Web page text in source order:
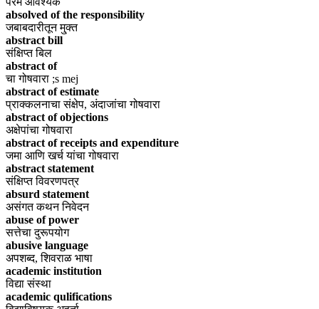
absolved of the responsibility
जबाबदारीतून मु्क्त
abstract bill
संक्षिप्त बिल
abstract of
चा गोषवारा ;s mej
abstract of estimate
प्राक्कलनाचा संक्षेप, अंदाजांचा गोषवारा
abstract of objections
अक्षेपांचा गोषवारा
abstract of receipts and expenditure
जमा आणि खर्च यांचा गोषवारा
abstract statement
संक्षिप्त विवरणपत्र
absurd statement
असंगत कथन निवेदन
abuse of power
सत्तेचा दुरूपयोग
abusive language
अपशब्द, शिवराळ भाषा
academic institution
विद्या संस्था
academic qulifications